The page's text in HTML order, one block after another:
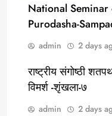
National Seminar
Purodasha-
admin 2 days
राष्ट्रीय संगोष्ठी
विमर्श -शृंखला-७
admin 2 days